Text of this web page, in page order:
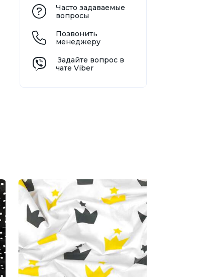
Часто задаваемые
вопросы
Позвонить
менеджеру
Задайте вопрос в
чате Viber